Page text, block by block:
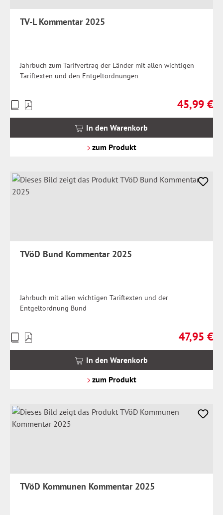
TV-L Kommentar 2025
Jahrbuch zum Tarifvertrag der Länder mit allen wichtigen
Tariftexten und den Entgeltordnungen
Regulärer
45,99 €
Preise
inkl.
In den Warenkorb
zum Produkt
TVöD Bund Kommentar 2025
Jahrbuch mit allen wichtigen Tariftexten und der
Entgeltordnung Bund
Regulärer
47,95 €
Preise
inkl.
In den Warenkorb
zum Produkt
TVöD Kommunen Kommentar 2025